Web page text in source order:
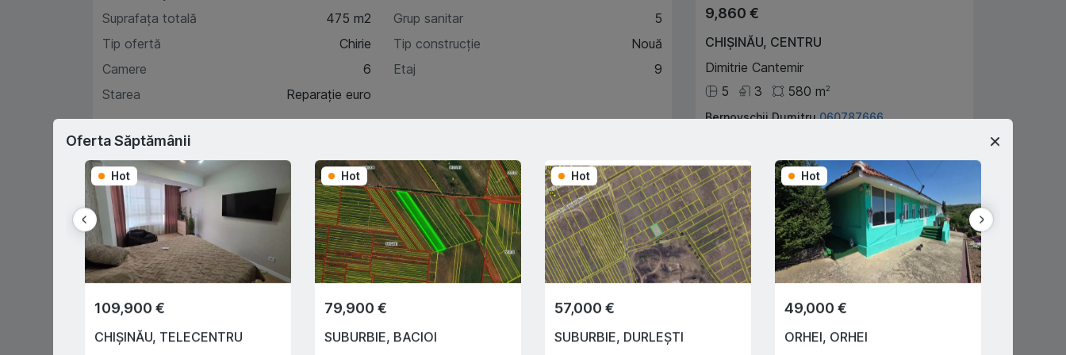
Suprafața totală
475 m2
Tip ofertă
Chirie
Camere
6
Starea
Reparație euro
Grup sanitar
5
Tip construcție
Nouă
Etaj
9
Caracteristici
Descriere
Sau prin programul
guvernamental "Prima Casă" cu
doar 10% prima rată
Trade-In, vă ajutăm să
cumpărați acest apartament în
9,860 €
CHIȘINĂU, CENTRU
Dimitrie Cantemir
5
3 580 m2
Bernovschii Dumitru 060787666
Oferta Săptămânii
Hot
109,900 €
CHIȘINĂU, TELECENTRU
Hot
79,900 €
SUBURBIE, BACIOI
Hot
57,000 €
SUBURBIE, DURLEȘTI
Hot
49,000 €
ORHEI, ORHEI